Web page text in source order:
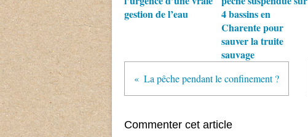
gestion de l’eau
4 bassins en
Charente pour
sauver la truite
sauvage
La pêche pendant le confinement ?
Commenter cet article